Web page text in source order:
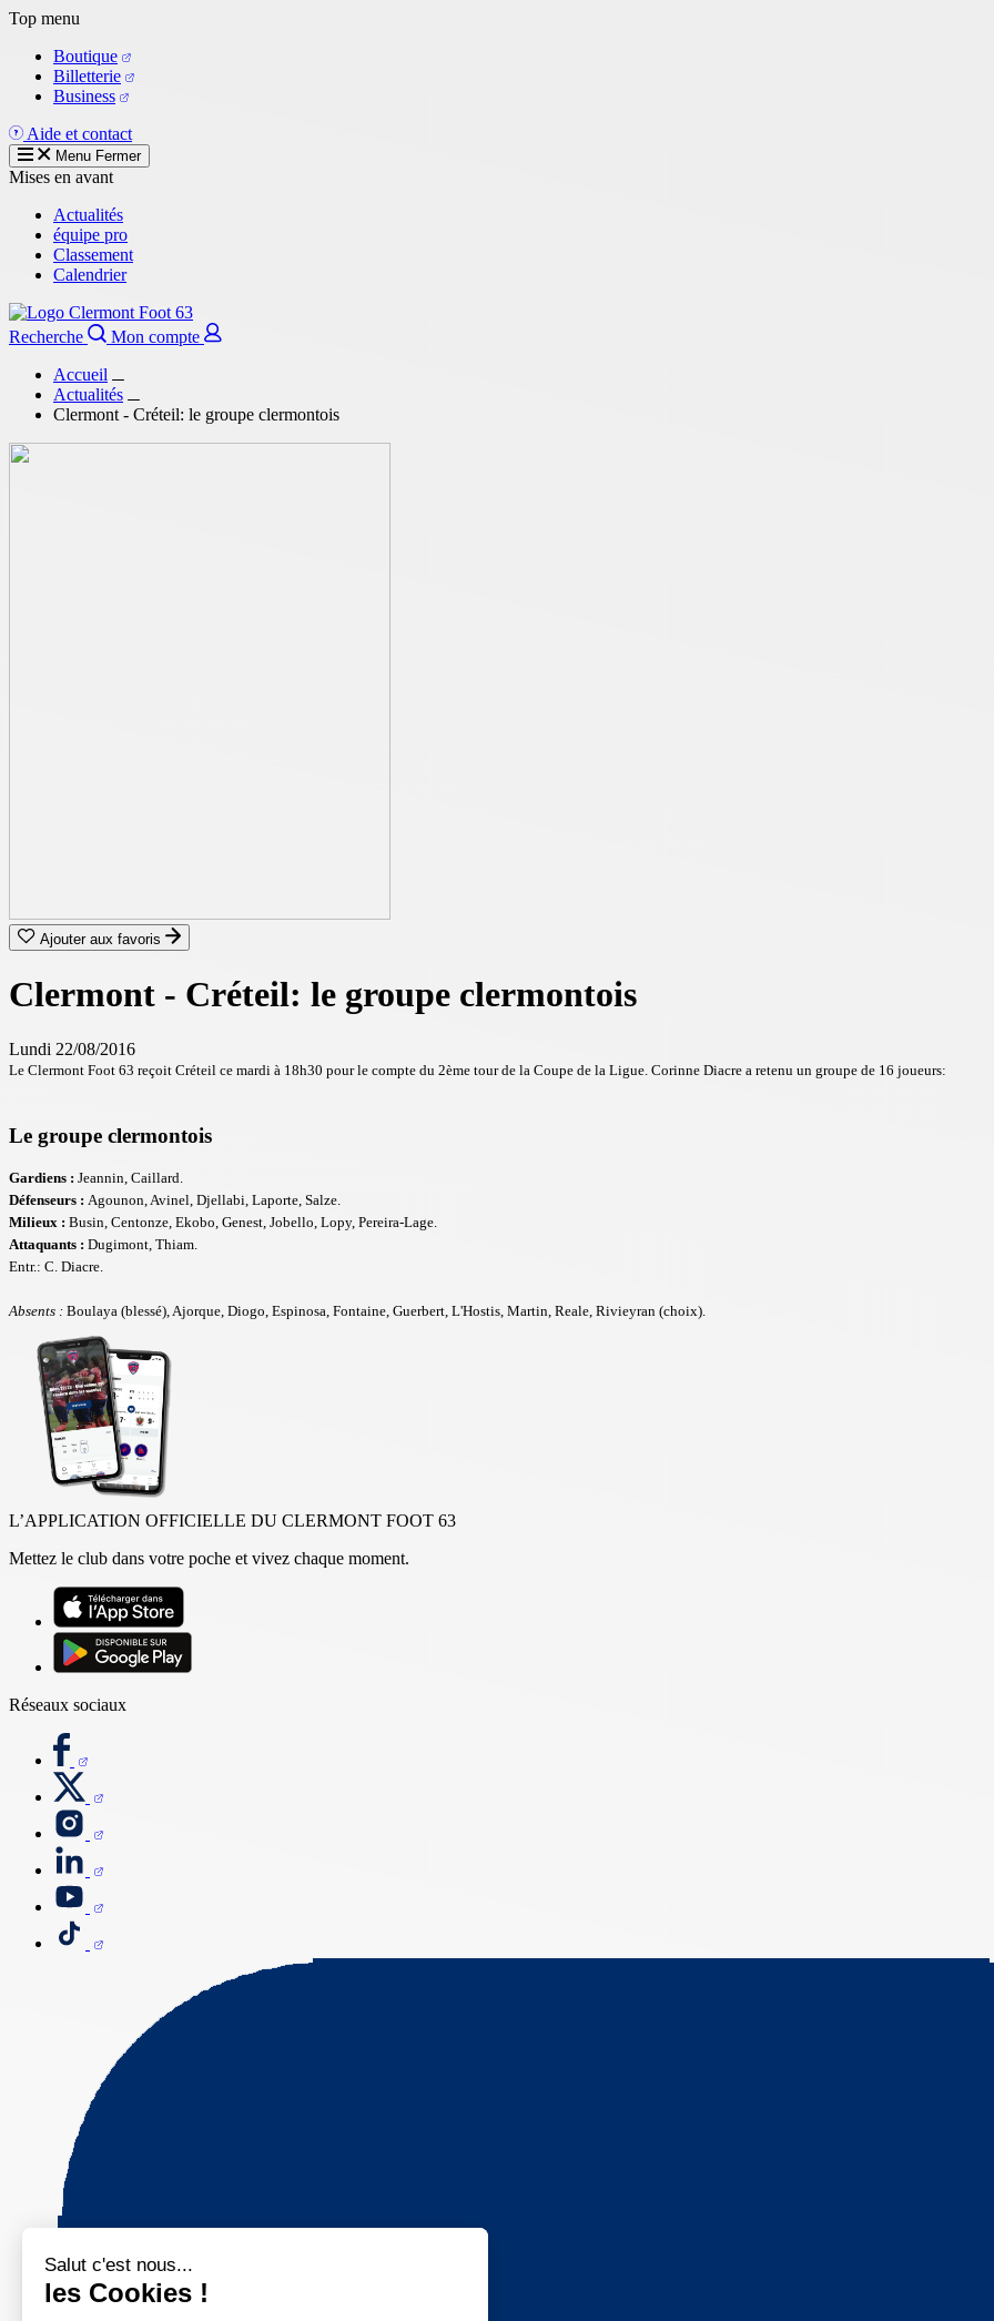
Salut c'est nous...
les Cookies !
Aller
contenu
principal
Top menu
Boutique
Billetterie
Business
Aide et contact
Menu Fermer
Mises en avant
Actualités
équipe pro
Classement
Calendrier
Recherche
Mon compte
Accueil
Actualités
Clermont - Créteil: le groupe clermontois
Ajouter aux favoris
Clermont - Créteil: le groupe clermontois
Lundi 22/08/2016
Le Clermont Foot 63 reçoit Créteil ce mardi à 18h30 pour le compte du 2ème tour de la Coupe de la Ligue. Corinne Diacre a retenu un groupe de 16 joueurs:
Le groupe clermontois
Gardiens : Jeannin, Caillard.
Défenseurs : Agounon, Avinel, Djellabi, Laporte, Salze.
Milieux : Busin, Centonze, Ekobo, Genest, Jobello, Lopy, Pereira-Lage.
Attaquants : Dugimont, Thiam.
Entr.: C. Diacre.
Absents : Boulaya (blessé), Ajorque, Diogo, Espinosa, Fontaine, Guerbert, L'Hostis, Martin, Reale, Rivieyran (choix).
L’APPLICATION OFFICIELLE DU CLERMONT FOOT 63
Mettez le club dans votre poche et vivez chaque moment.
Réseaux sociaux